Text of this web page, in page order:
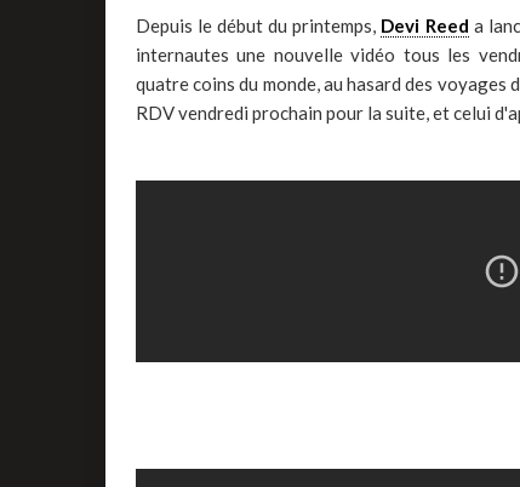
Depuis le début du printemps, Devi Reed a
internautes une nouvelle vidéo tous les
quatre coins du monde, au hasard des voyages
RDV vendredi prochain pour la suite, et celui